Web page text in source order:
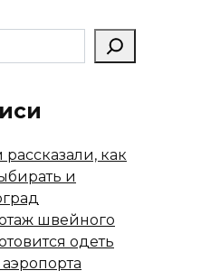
как
и
швейного
одеть